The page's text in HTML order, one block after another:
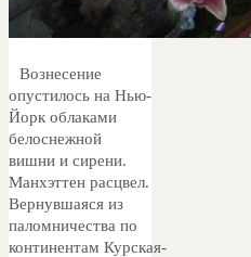
Вознесение
опустилось на Нью-
Йорк облаками
белоснежной
вишни и сирени.
Манхэттен расцвел.
Вернувшаяся из
паломничества по
континентам Курская-